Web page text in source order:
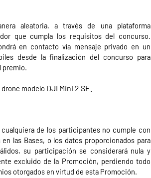
aleatoria, a través de una plataforma
que cumpla los requisitos del concurso.
en contacto vía mensaje privado en un
desde la finalización del concurso para
premio.
drone modelo DJI Mini 2 SE.
de los participantes no cumple con
las Bases, o los datos proporcionados para
su participación se considerará nula y
excluido de la Promoción, perdiendo todo
otorgados en virtud de esta Promoción.